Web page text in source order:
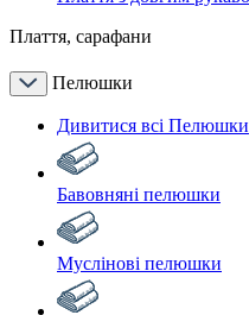
Плаття, сарафани
Пелюшки
Дивитися всі Пелюшки
Бавовняні пелюшки
Муслінові пелюшки